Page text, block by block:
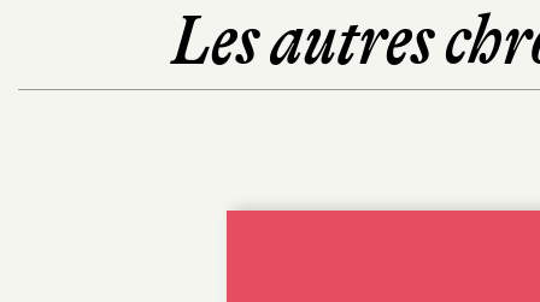
Les autres